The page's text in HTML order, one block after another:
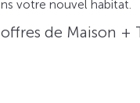
votre nouvel habitat.
offres de Maison +